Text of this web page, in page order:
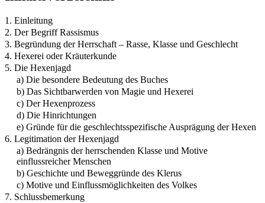
1. Einleitung
2. Der Begriff Rassismus
3. Begründung der Herrschaft – Rasse, Klasse und Geschlecht
4. Hexerei oder Kräuterkunde
5. Die Hexenjagd
a) Die besondere Bedeutung des Buches
b) Das Sichtbarwerden von Magie und Hexerei
c) Der Hexenprozess
d) Die Hinrichtungen
e) Gründe für die geschlechtsspezifische Ausprägung der Hexen
6. Legitimation der Hexenjagd
a) Bedrängnis der herrschenden Klasse und Motive
einflussreicher Menschen
b) Geschichte und Beweggründe des Klerus
c) Motive und Einflussmöglichkeiten des Volkes
7. Schlussbemerkung